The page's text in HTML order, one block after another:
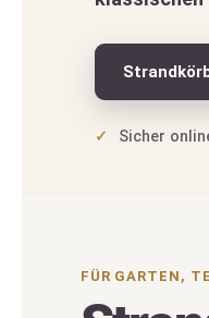
Grillen &
Sicher
FÜR GARTEN,